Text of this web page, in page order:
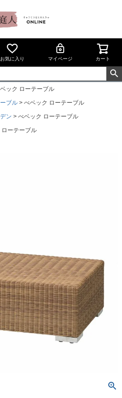
お気に入り マイページ カート
ック ローテーブル
ブル
べベック ローテーブル
ン
べベック ローテーブル
ローテーブル